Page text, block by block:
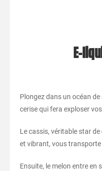
E-
Plongez dans un océan
cerise qui fera exploser
Le cassis, véritable star
et vibrant, vous
Ensuite, le melon entre